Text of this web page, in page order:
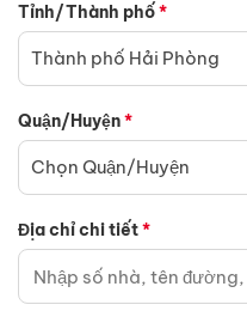
Tỉnh/Thành phố*
Thành phố Hải Phòng
Quận/Huyện*
Chọn Quận/Huyện
Địa chỉ chi tiết*